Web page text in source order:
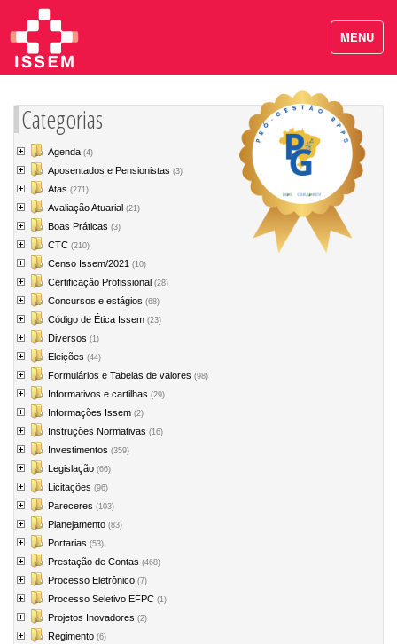
Categorias
Agenda (4)
Aposentados e Pensionistas (3)
Atas (271)
Avaliação Atuarial (21)
Boas Práticas (3)
CTC (210)
Censo Issem/2021 (10)
Certificação Profissional (28)
Concursos e estágios (68)
Código de Ética Issem (23)
Diversos (1)
Eleições (44)
Formulários e Tabelas de valores (98)
Informativos e cartilhas (29)
Informações Issem (2)
Instruções Normativas (16)
Investimentos (359)
Legislação (66)
Licitações (96)
Pareceres (103)
Planejamento (83)
Portarias (53)
Prestação de Contas (468)
Processo Eletrônico (7)
Processo Seletivo EFPC (1)
Projetos Inovadores (2)
Regimento (6)
MENU